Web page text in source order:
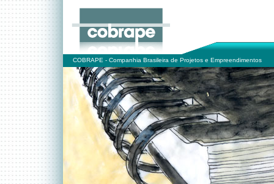
COBRAPE - Companhia Brasileira de Projetos e Empreendimentos